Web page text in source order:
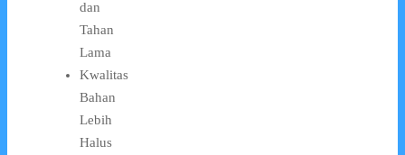
dan
Tahan
Lama
Kwalitas
Bahan
Lebih
Halus